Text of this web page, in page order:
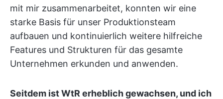
mit mir zusammenarbeitet, konnten wir eine
starke Basis für unser Produktionsteam
aufbauen und kontinuierlich weitere hilfreiche
Features und Strukturen für das gesamte
Unternehmen erkunden und anwenden.
Seitdem ist WtR erheblich gewachsen, und ich